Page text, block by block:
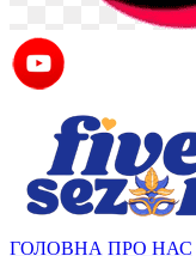
ГОЛОВНА ПРО НАС